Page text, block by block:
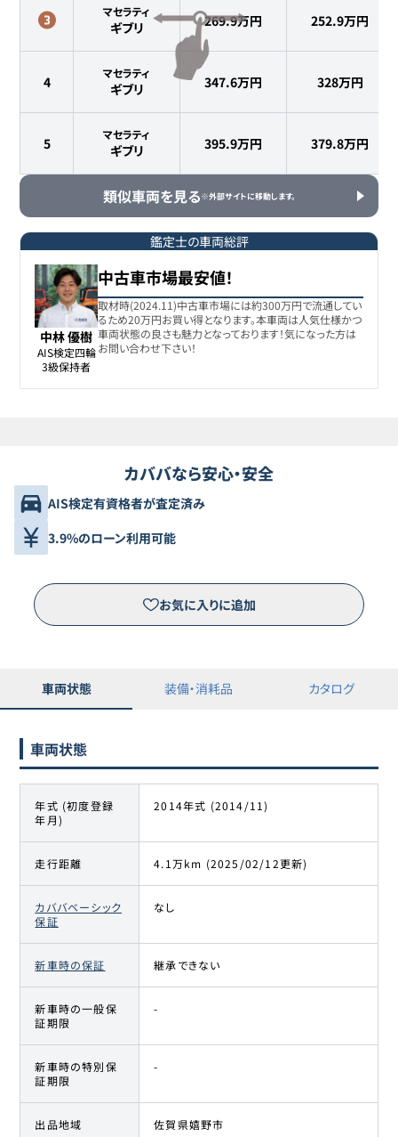
マセラティ
ギブリ 269.9万円 252.9万円
4
マセラティ
ギブリ 347.6万円 328万円
5
マセラティ
ギブリ 395.9万円 379.8万円
類似車両を見る※外部サイトに移動します。
鑑定士の車両総評
中林 優樹
AIS検定四輪
3級保持者
中古車市場最安値！
取材時(2024.11)中古車市場には約300万円で流通してい
るため20万円お買い得となります。本車両は人気仕様かつ
車両状態の良さも魅力となっております！気になった方は
お問い合わせ下さい！
カババなら安心・安全
AIS検定有資格者が査定済み
3.9%のローン利用可能
お気に入りに追加
車両状態 装備・消耗品 カタログ
車両状態
年式 (初度登録
年月)
2014年式 (2014/11)
走行距離 4.1万km (2025/02/12更新)
カババベーシック
保証
なし
新車時の保証 継承できない
新車時の一般保
証期限
-
新車時の特別保
証期限
-
出品地域 佐賀県嬉野市